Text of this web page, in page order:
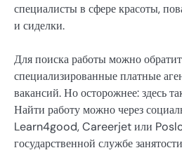
специалисты в сфере красоты,
и сиделки.
Для поиска работы можно
специализированные платные
вакансий. Но осторожнее: здесь
Найти работу можно через
Learn4good, Careerjet или
государственной службе